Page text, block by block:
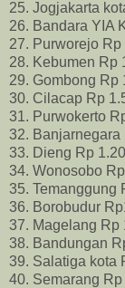
25. Jogjakarta
26. Bandara YIA
27. Purworejo
28. Kebumen Rp
29. Gombong Rp
30. Cilacap Rp
31. Purwokerto
32. Banjarnegara
33. Dieng Rp
34. Wonosobo
35. Temanggung
36. Borobudur
37. Magelang Rp
38. Bandungan
39. Salatiga kota
40. Semarang